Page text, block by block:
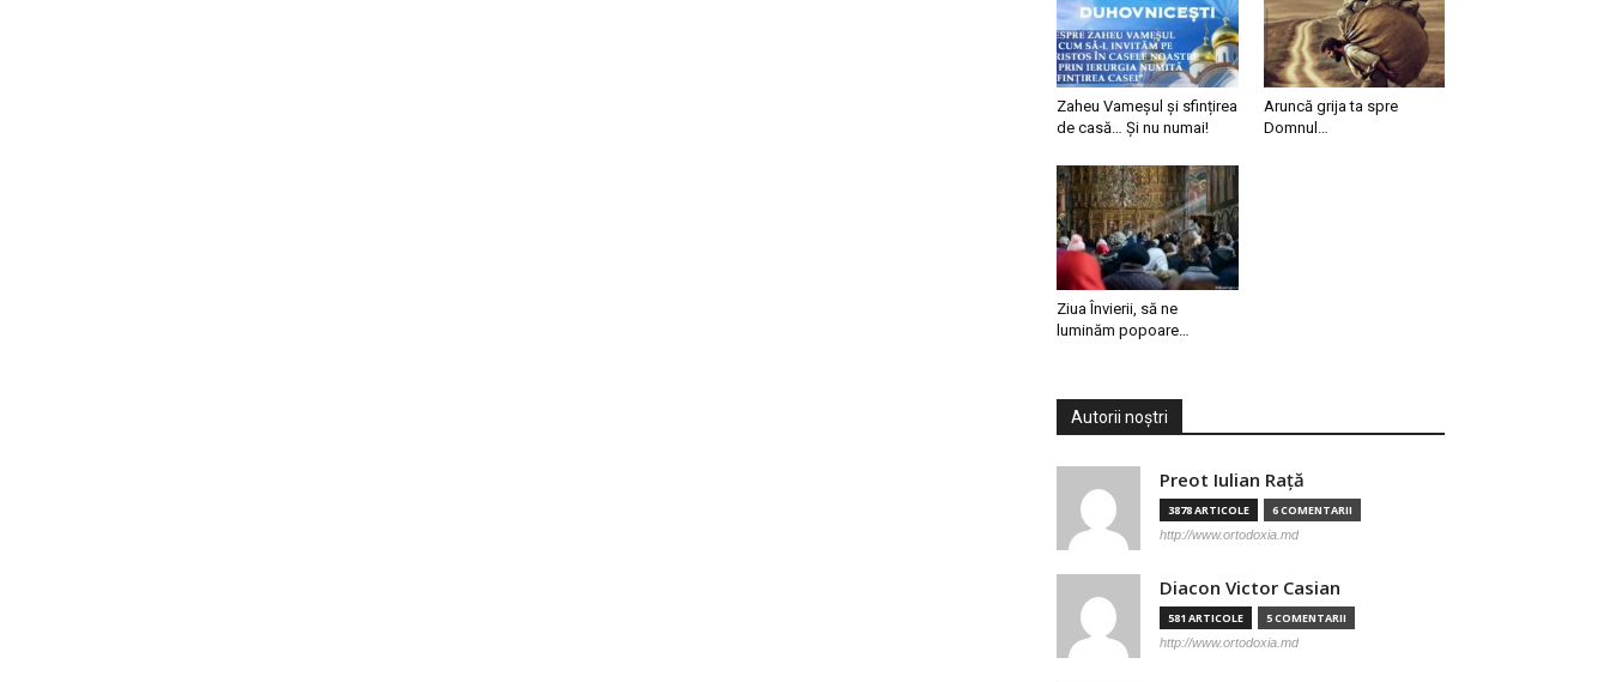
Zaheu Vameșul și sfințirea
de casă… Și nu numai!
Aruncă grija ta spre
Domnul…
Ziua Învierii, să ne
luminăm popoare…
Autorii noștri
Preot Iulian Raţă
3878 ARTICOLE 6 COMENTARII
http://www.ortodoxia.md
Diacon Victor Casian
581 ARTICOLE 5 COMENTARII
http://www.ortodoxia.md